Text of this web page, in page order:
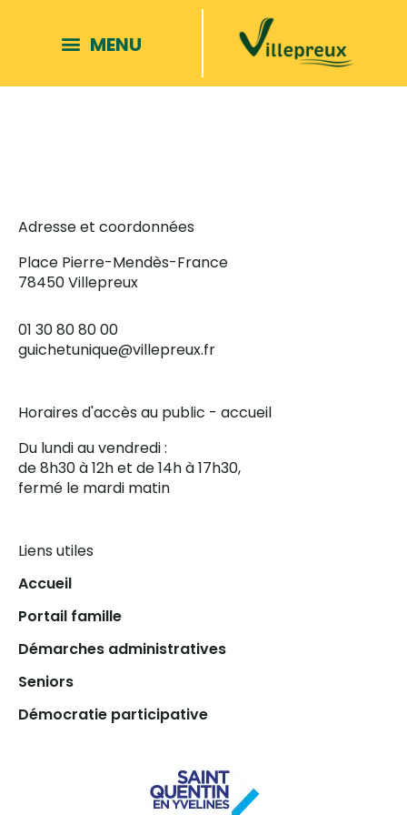
Adresse et coordonnées
Place Pierre-Mendès-France
78450 Villepreux
01 30 80 80 00
guichetunique@villepreux.fr
Horaires d'accès au public - accueil
Du lundi au vendredi :
de 8h30 à 12h et de 14h à 17h30,
fermé le mardi matin
Liens utiles
Accueil
Portail famille
Démarches administratives
Seniors
Démocratie participative